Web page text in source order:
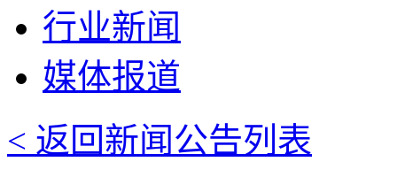
行业新闻
媒体报道
< 返回新闻公告列表